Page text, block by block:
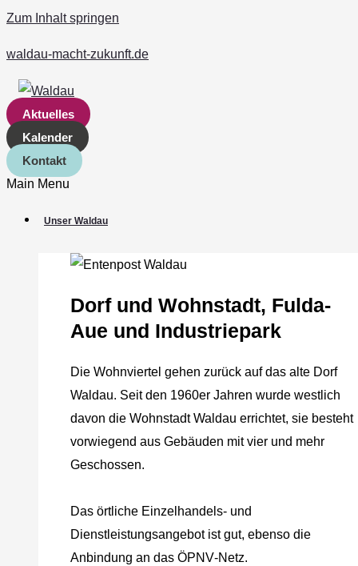
Zum Inhalt springen
waldau-macht-zukunft.de
Aktuelles
Kalender
Kontakt
Main Menu
Unser Waldau
Dorf und Wohnstadt, Fulda‐
Aue und Industriepark
Die Wohnviertel gehen zurück auf das alte Dorf
Waldau. Seit den 1960er Jahren wurde westlich
davon die Wohnstadt Waldau errichtet, sie besteht
vorwiegend aus Gebäuden mit vier und mehr
Geschossen.
Das örtliche Einzelhandels‐ und
Dienstleistungsangebot ist gut, ebenso die
Anbindung an das ÖPNV‐Netz.